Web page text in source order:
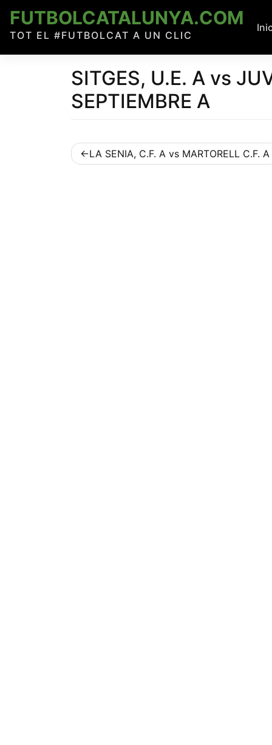
content
FUTBOLCATALUNYA.COM
TOT EL #FUTBOLCAT A UN CLIC
SITGES, U.E. A vs
SEPTIEMBRE A
Navegació
LA SENIA, C.F. A vs MARTORELL C.F. A